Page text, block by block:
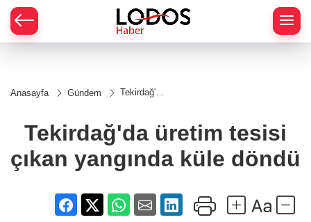
Anasayfa Gündem
Tekirdağ'da
çıkan
yangında
Tekirdağ'da üretim tesisi
çıkan yangında küle döndü